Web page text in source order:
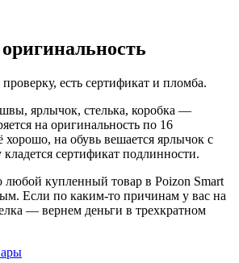
есть сертификат и пломба.
ярлычок, стелька, коробка —
на оригинальность по 16
хорошо, на обувь вешается ярлычок с
сертификат подлинности.
купленный товар в Poizon Smart
Если по каким-то причинам у вас на
— вернем деньги в трехкратном